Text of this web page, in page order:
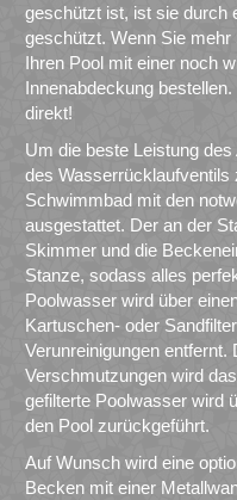
geschützt ist, ist sie durch
geschützt. Wenn Sie
Ihren Pool mit einer noch
Innenabdeckung
direkt!
Um die beste Leistung
des Wasserrücklaufventils
Schwimmbad mit den
ausgestattet. Der an der
Skimmer und die
Stanze, sodass alles
Poolwasser wird über
Kartuschen- oder
Verunreinigungen
Verschmutzungen wird
gefilterte Poolwasser wird
den Pool zurückgeführt.
Auf Wunsch wird eine
Becken mit einer